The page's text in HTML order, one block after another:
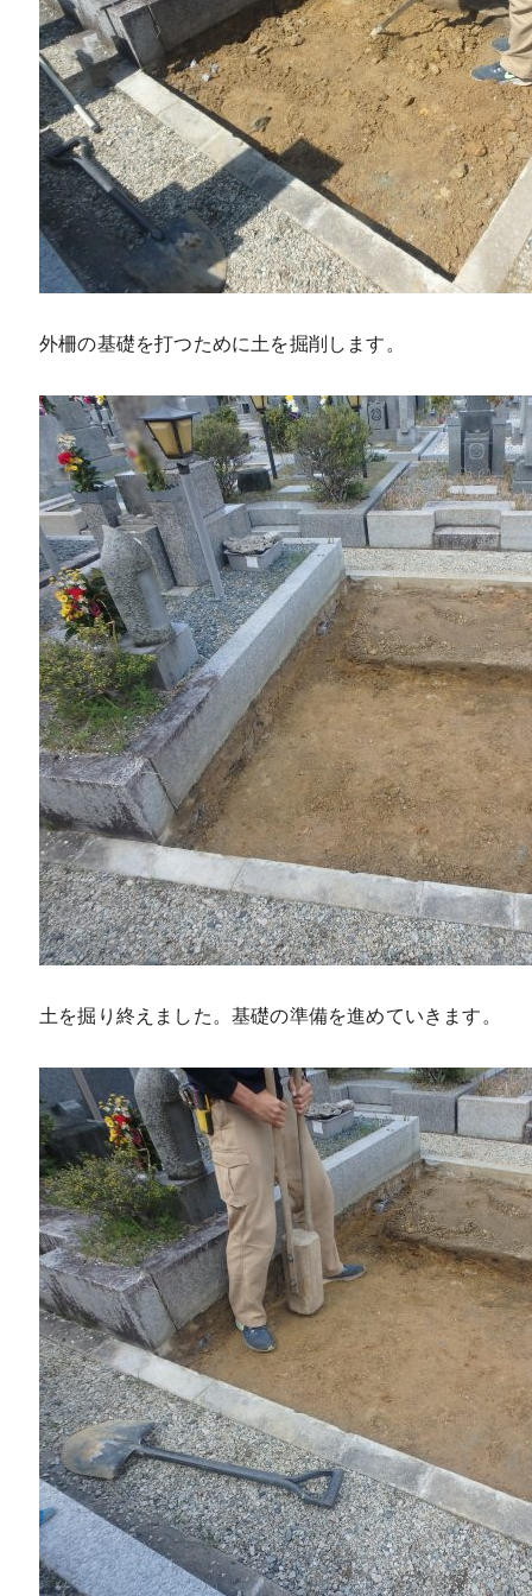
外柵の基礎を打つために土を掘削します。
土を掘り終えました。基礎の準備を進めていきます。